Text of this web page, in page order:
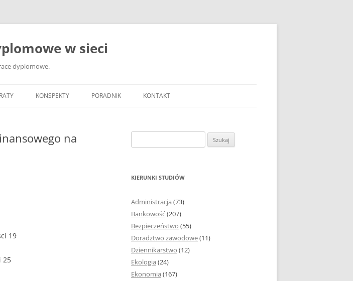
w sieci
dyplomowe.
KONSPEKTY PORADNIK
JAK ZBIERAĆ I OPRACOWYWAĆ
BIBLIOGRAFICZNYCH
ZAWARTOŚĆ I ROZMIAR PRACY
DYPLOMOWEJ
ESTETYKA PRACY DYPLOMOWEJ –
WYRÓŻNIENIA, NUMEROWANIE
KONTAKT
na
19
25
KIERUNKI STUDIÓW
Administracja (73)
Bankowość(207)
Bezpieczeństwo (55)
Doradztwo zawodowe(11)
Dziennikarstwo (12)
Ekologia (24)
Ekonomia (167)